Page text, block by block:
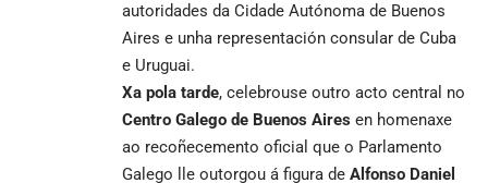
autoridades da Cidade Autónoma de Buenos
Aires e unha representación consular de Cuba
e Uruguai.
Xa pola tarde, celebrouse outro acto central no
Centro Galego de Buenos Aires en homenaxe
ao recoñecemento oficial que o Parlamento
Galego lle outorgou á figura de Alfonso Daniel